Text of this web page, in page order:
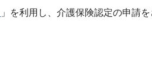
」を利用し、介護保険認定の申請